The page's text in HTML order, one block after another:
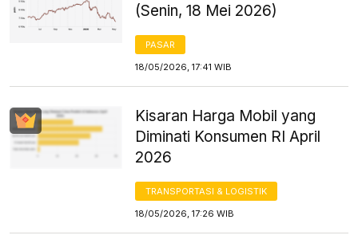
(Senin, 18 Mei 2026)
PASAR
18/05/2026, 17:41 WIB
Kisaran Harga Mobil yang
Diminati Konsumen RI April
2026
TRANSPORTASI & LOGISTIK
18/05/2026, 17:26 WIB